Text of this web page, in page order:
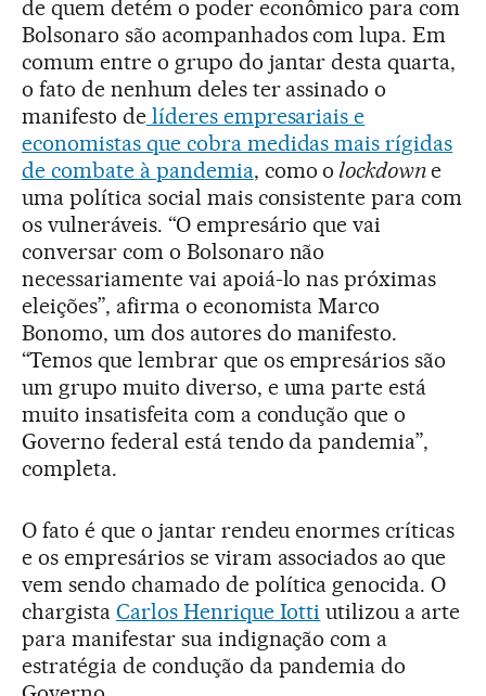
de quem detém o poder econômico para com
Bolsonaro são acompanhados com lupa. Em
comum entre o grupo do jantar desta quarta,
o fato de nenhum deles ter assinado o
manifesto delíderes empresariais e
economistas que cobra medidas mais rígidas
de combate à pandemia, como o lockdowne
uma política social mais consistente para com
os vulneráveis. “O empresário que vai
conversar com o Bolsonaro não
necessariamente vai apoiá-lo nas próximas
eleições”, afirma o economista Marco
Bonomo, um dos autores do manifesto.
“Temos que lembrar que os empresários são
um grupo muito diverso, e uma parte está
muito insatisfeita com a condução que o
Governo federal está tendo da pandemia”,
completa.
O fato é que o jantar rendeu enormes críticas
e os empresários se viram associados ao que
vem sendo chamado de política genocida. O
chargista Carlos Henrique Iotti utilizou a arte
para manifestar sua indignação com a
estratégia de condução da pandemia do